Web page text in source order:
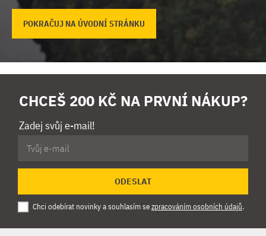
POKRAČUJ NA ÚVODNÍ STRÁNKU
CHCEŠ 200 KČ NA PRVNÍ NÁKUP?
Zadej svůj e-mail!
ODESLAT
Chci odebírat novinky a souhlasím sezpracováním osobních údajů.